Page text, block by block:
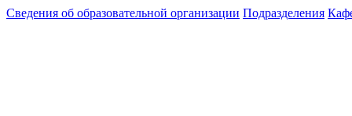
Сведения об образовательной организации Подразделения